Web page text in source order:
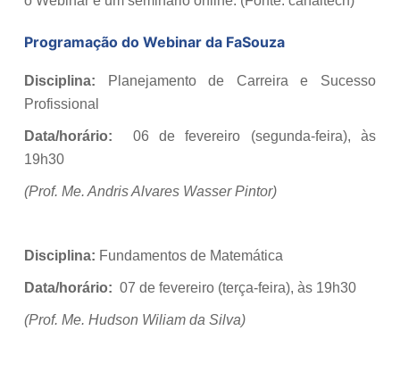
Programação do Webinar da FaSouza
Disciplina: Planejamento de Carreira e Sucesso
Profissional
Data/horário: 06 de fevereiro (segunda-feira), às
19h30
(Prof. Me. Andris Alvares Wasser Pintor)
Disciplina: Fundamentos de Matemática
Data/horário: 07 de fevereiro (terça-feira), às 19h30
(Prof. Me. Hudson Wiliam da Silva)